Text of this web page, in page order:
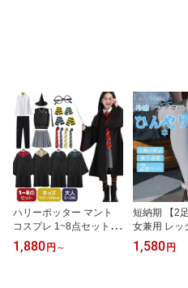
ハリーポッター マント
コスプレ 1~8点セット コ
スプレ衣装 魔法師 ハロ
ウィン ローブ マント コ
1,880円 ～
短納期 【2
女兼用 レッ
メンズ レデ
冷感 アイス
1,580円